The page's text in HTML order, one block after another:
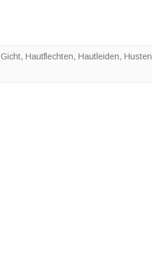
Gicht, Hautflechten, Hautleiden, Husten